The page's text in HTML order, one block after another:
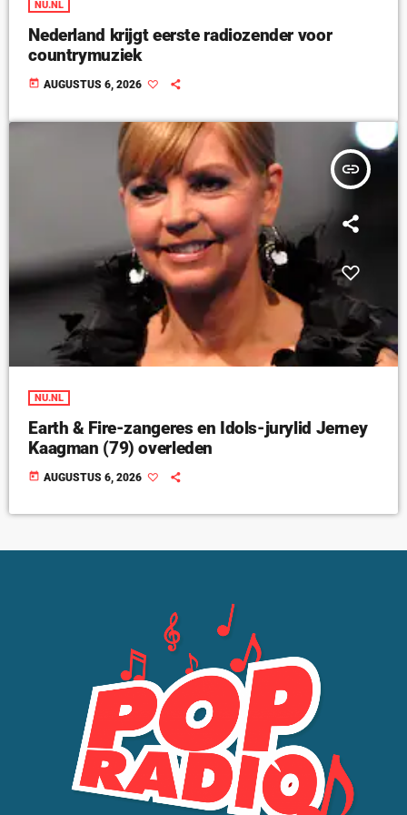
NU.NL
Nederland krijgt eerste radiozender voor
countrymuziek
today AUGUSTUS 6, 2026
insert_link
NU.NL
Earth & Fire-zangeres en Idols-jurylid Jerney
Kaagman (79) overleden
today AUGUSTUS 6, 2026